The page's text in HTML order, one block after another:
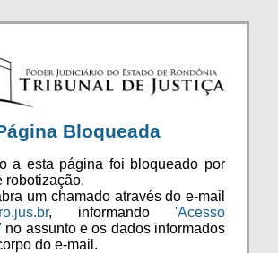
Bloqueada
a esta página foi bloqueado por
robotização.
um chamado através do e-mail
, informando 'Acesso
no assunto e os dados informados
do e-mail.